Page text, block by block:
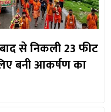
से निकली 23 फीट
बनी आकर्षण का